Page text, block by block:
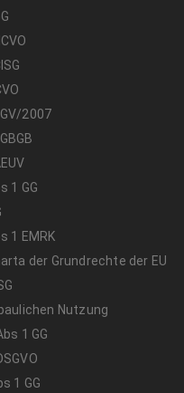
2007
1 GG
1 EMRK
der Grundrechte der EU
Nutzung
1 GG
1 GG